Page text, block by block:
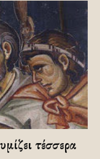
τέσσερα